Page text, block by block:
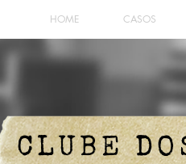
HOME CASOS
CLUBE